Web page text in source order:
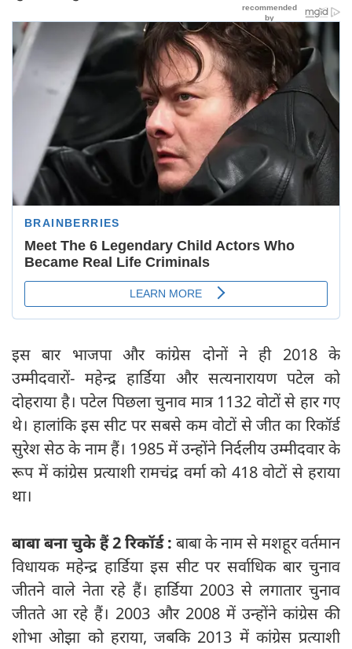
इस बार भाजपा और कांग्रेस दोनों ने ही 2018 के
उम्मीदवारों- महेन्द्र हार्डिया और सत्यनारायण पटेल को
दोहराया है। पटेल पिछला चुनाव मात्र 1132 वोटों से हार गए
थे। हालांकि इस सीट पर सबसे कम वोटों से जीत का रिकॉर्ड
सुरेश सेठ के नाम हैं। 1985 में उन्होंने निर्दलीय उम्मीदवार के
रूप में कांग्रेस प्रत्याशी रामचंद्र वर्मा को 418 वोटों से हराया
था।
बाबा बना चुके हैं 2 रिकॉर्ड : बाबा के नाम से मशहूर वर्तमान
विधायक महेन्द्र हार्डिया इस सीट पर सर्वाधिक बार चुनाव
जीतने वाले नेता रहे हैं। हार्डिया 2003 से लगातार चुनाव
जीतते आ रहे हैं। 2003 और 2008 में उन्होंने कांग्रेस की
शोभा ओझा को हराया, जबकि 2013 में कांग्रेस प्रत्याशी